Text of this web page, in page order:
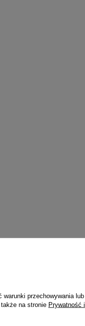
warunki przechowywania lub
na stronie Prywatność i